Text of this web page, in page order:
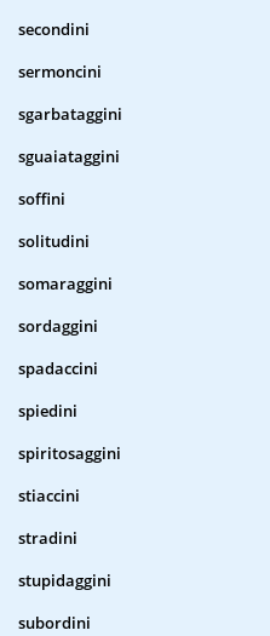
secondini
sermoncini
sgarbataggini
sguaiataggini
soffini
solitudini
somaraggini
sordaggini
spadaccini
spiedini
spiritosaggini
stiaccini
stradini
stupidaggini
subordini